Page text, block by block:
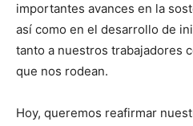
importantes avances en la
así como en el desarrollo de
tanto a nuestros trabajadores
que nos rodean.
Hoy, queremos reafirmar